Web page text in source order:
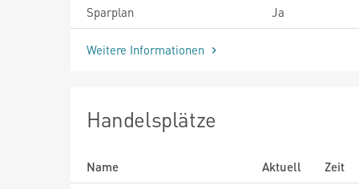
Sparplan
Ja
Weitere Informationen
Handelsplätze
Name Aktuell
Zeit